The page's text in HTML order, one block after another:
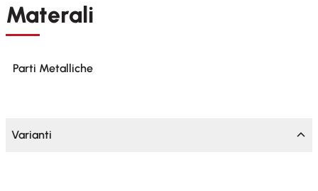
Materali
Parti Metalliche
Varianti